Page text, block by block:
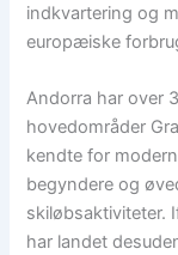
indkvartering og
europæiske
Andorra har over
hovedområder
kendte for
begyndere og
skiløbsaktiviteter.
har landet